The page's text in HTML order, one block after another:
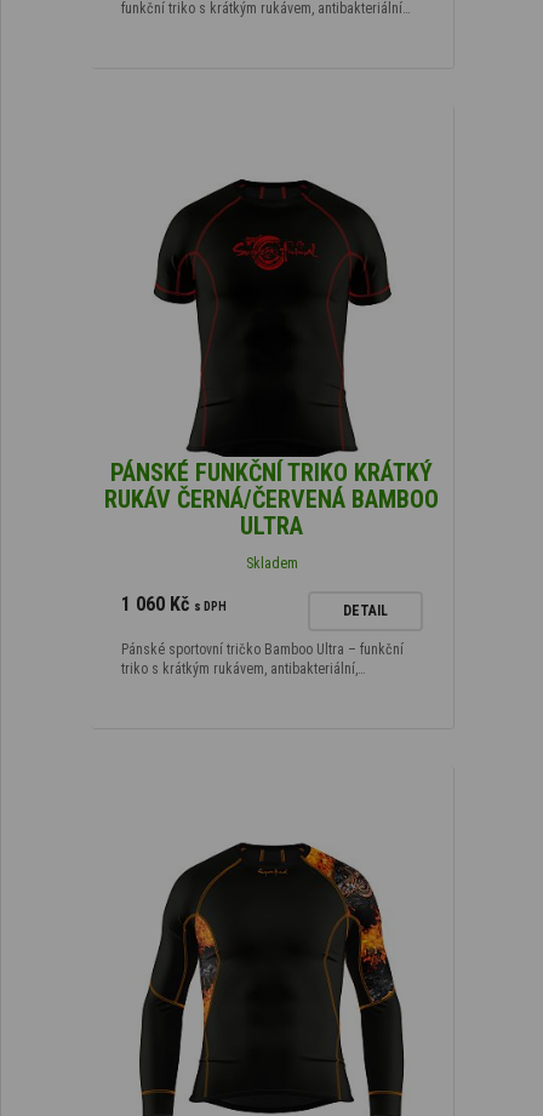
funkční triko s krátkým rukávem, antibakteriální…
PÁNSKÉ FUNKČNÍ TRIKO KRÁTKÝ
RUKÁV ČERNÁ/ČERVENÁ BAMBOO
ULTRA
Skladem
1 060 Kč s DPH DETAIL
Pánské sportovní tričko Bamboo Ultra – funkční
triko s krátkým rukávem, antibakteriální,…